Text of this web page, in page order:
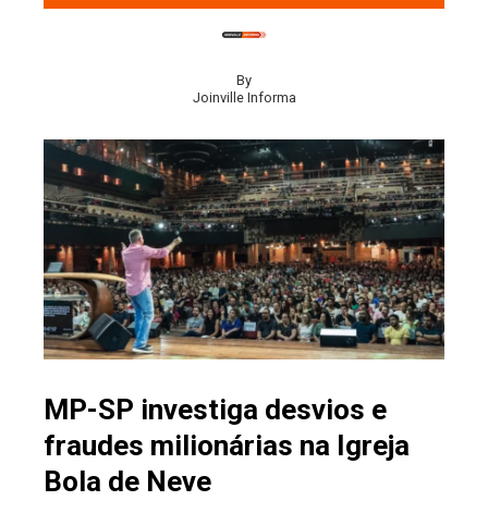
By
Joinville Informa
MP-SP investiga desvios e
fraudes milionárias na Igreja
Bola de Neve